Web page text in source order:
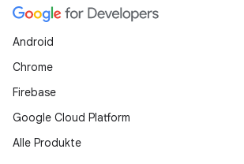
Android
Chrome
Firebase
Google Cloud Platform
Alle Produkte